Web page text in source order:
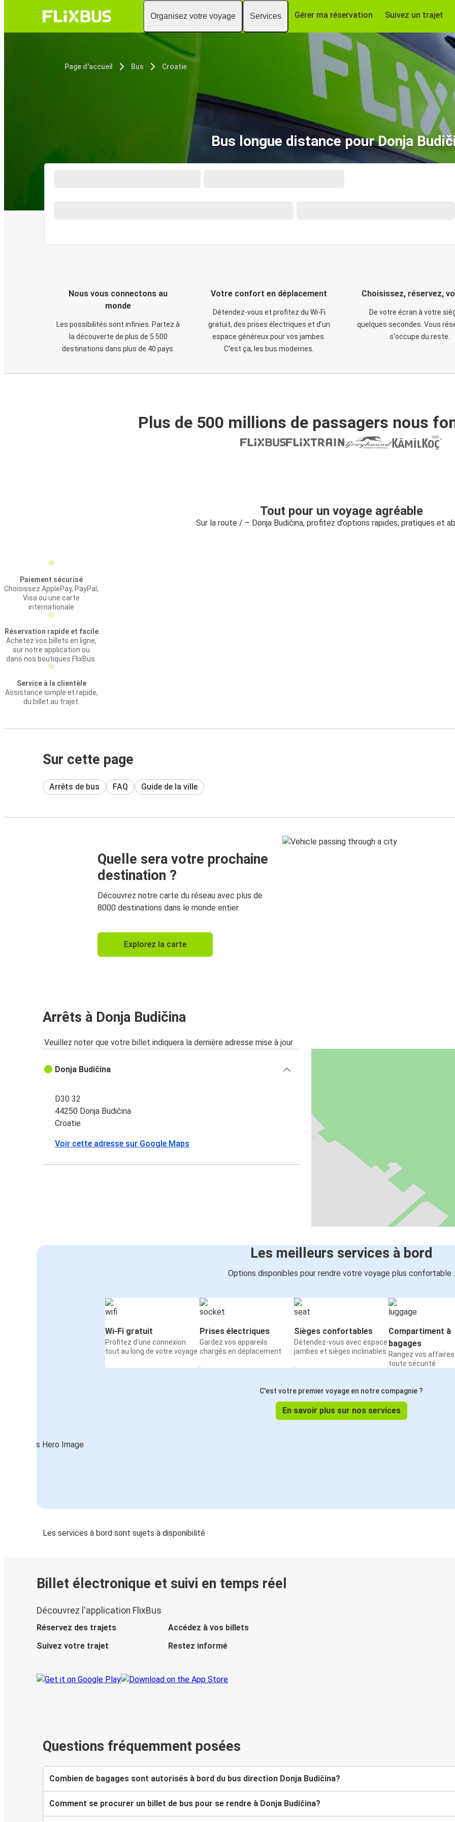
Organisez votre voyage Services Gérer ma réservation Suivez un trajet
Page d'accueil Bus Croatie
Bus longue distance pour Donja
Nous vous connectons au
monde
Les possibilités sont infinies. Partez à
la découverte de plus de 5 500
destinations dans plus de 40 pays.
Votre confort en déplacement
Détendez-vous et profitez du Wi-Fi
gratuit, des prises électriques et d’un
espace généreux pour vos jambes.
C'est ça, les bus modernes.
Choisissez, réservez,
De votre écran à votre
quelques secondes. Vous
s'occupe du reste.
Plus de 500 millions de passagers nous
Tout pour un voyage agréable
Sur la route / – Donja Budičina, profitez d’options rapides, pratiques et
Paiement sécurisé
Choisissez ApplePay, PayPal,
Visa ou une carte
internationale
Réservation rapide et facile
Achetez vos billets en ligne,
sur notre application ou
dans nos boutiques FlixBus.
Service à la clientèle
Assistance simple et rapide,
du billet au trajet.
Sur cette page
Arrêts de bus FAQ Guide de la ville
Quelle sera votre prochaine
destination ?
Découvrez notre carte du réseau avec plus de
8000 destinations dans le monde entier.
Explorez la carte
Arrêts à Donja Budičina
Veuillez noter que votre billet indiquera la dernière adresse mise à jour.
Donja Budičina
D30 32
44250 Donja Budičina
Croatie
Voir cette adresse sur Google Maps
Les meilleurs services à bord
Options disponibles pour rendre votre voyage plus confortable :
Wi-Fi gratuit
Profitez d'une connexion
tout au long de votre voyage
Prises électriques
Gardez vos appareils
chargés en déplacement
Sièges confortables
Détendez-vous avec espace
jambes et sièges inclinables
Compartiment à
bagages
Rangez vos affaires
toute sécurité
C'est votre premier voyage en notre compagnie ?
En savoir plus sur nos services
Les services à bord sont sujets à disponibilité
Billet électronique et suivi en temps réel
Découvrez l'application FlixBus
Réservez des trajets
Accédez à vos billets
Suivez votre trajet
Restez informé
Questions fréquemment posées
Combien de bagages sont autorisés à bord du bus direction Donja Budičina?
Comment se procurer un billet de bus pour se rendre à Donja Budičina?